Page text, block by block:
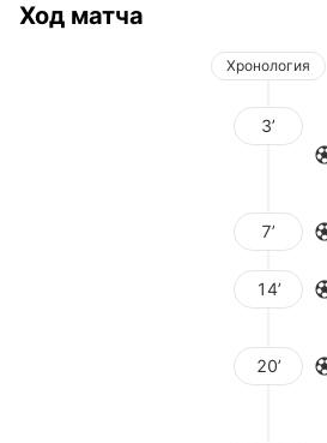
Ход матча
Хронология
3’
7’
14’
20’